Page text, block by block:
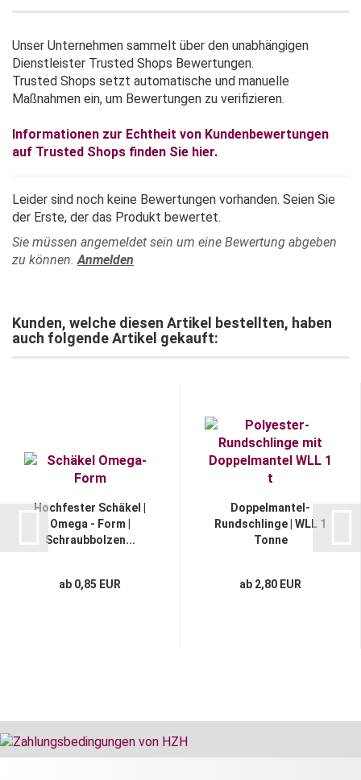
Unser Unternehmen sammelt über den unabhängigen
Dienstleister Trusted Shops Bewertungen.
Trusted Shops setzt automatische und manuelle
Maßnahmen ein, um Bewertungen zu verifizieren.
Informationen zur Echtheit von Kundenbewertungen
auf Trusted Shops finden Sie hier.
Leider sind noch keine Bewertungen vorhanden. Seien Sie
der Erste, der das Produkt bewertet.
Sie müssen angemeldet sein um eine Bewertung abgeben
zu können. Anmelden
Kunden, welche diesen Artikel bestellten, haben
auch folgende Artikel gekauft:
Hochfester Schäkel |
Omega - Form |
Schraubbolzen...
ab 0,85 EUR
Doppelmantel-
Rundschlinge | WLL 1
Tonne
ab 2,80 EUR